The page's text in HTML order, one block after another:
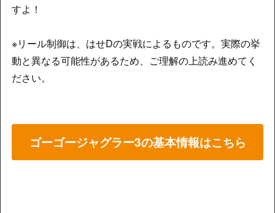
すよ！
※リール制御は、はせDの実戦によるものです。実際の挙
動と異なる可能性があるため、ご理解の上読み進めてく
ださい。
ゴーゴージャグラー3の基本情報はこちら